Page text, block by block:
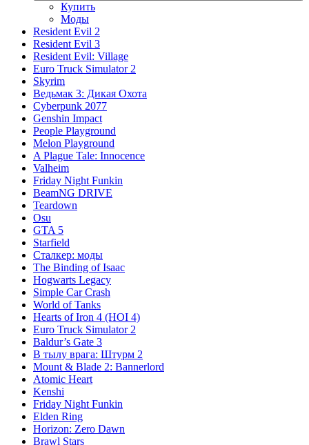
Купить
Моды
Resident Evil 2
Resident Evil 3
Resident Evil: Village
Euro Truck Simulator 2
Skyrim
Ведьмак 3: Дикая Охота
Cyberpunk 2077
Genshin Impact
People Playground
Melon Playground
A Plague Tale: Innocence
Valheim
Friday Night Funkin
BeamNG DRIVE
Teardown
Osu
GTA 5
Starfield
Сталкер: моды
The Binding of Isaac
Hogwarts Legacy
Simple Car Crash
World of Tanks
Hearts of Iron 4 (HOI 4)
Euro Truck Simulator 2
Baldur’s Gate 3
В тылу врага: Штурм 2
Mount & Blade 2: Bannerlord
Atomic Heart
Kenshi
Friday Night Funkin
Elden Ring
Horizon: Zero Dawn
Brawl Stars